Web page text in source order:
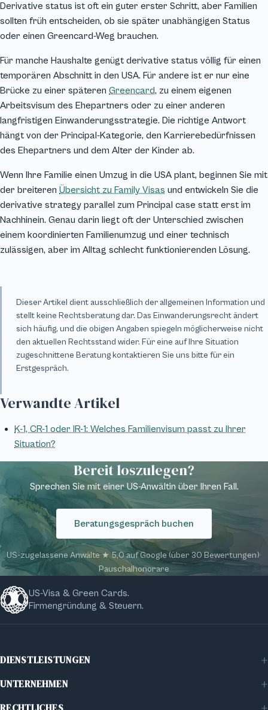
Derivative status ist oft ein guter erster Schritt, aber Familien
sollten früh entscheiden, ob sie später unabhängigen Status
oder einen Greencard-Weg brauchen.
Für manche Haushalte genügt derivative status völlig für einen
temporären Abschnitt in den USA. Für andere ist er nur eine
Brücke zu einer späteren Greencard, zu einem eigenen
Arbeitsvisum des Ehepartners oder zu einer anderen
langfristigen Einwanderungsstrategie. Die richtige Antwort
hängt von der Principal-Kategorie, den Karrierebedürfnissen
des Ehepartners und dem Alter der Kinder ab.
Wenn Ihre Familie einen Umzug in die USA plant, beginnen Sie mit
der breiteren Übersicht zu Family Visas und entwickeln Sie die
derivative strategy parallel zum Principal case statt erst im
Nachhinein. Genau darin liegt oft der Unterschied zwischen
einem koordinierten Familienumzug und einer technisch
zulässigen, aber im Alltag schlecht funktionierenden Lösung.
Dieser Artikel dient ausschließlich der allgemeinen Information und
stellt keine Rechtsberatung dar. Das Einwanderungsrecht ändert
sich häufig, und die obigen Angaben spiegeln möglicherweise nicht
den aktuellen Rechtsstand wider. Für eine auf Ihre Situation
zugeschnittene Beratung kontaktieren Sie uns bitte für ein
Erstgespräch.
Verwandte Artikel
K-1, CR-1 oder IR-1: Welches Familienvisum passt zu Ihrer
Situation?
Bereit loszulegen?
Sprechen Sie mit einer US-Anwältin über Ihren Fall.
Beratungsgespräch buchen
US-zugelassene Anwälte·★ 5,0 auf Google (über 30 Bewertungen)·
Pauschalhonorare
US-Visa & Green Cards.
Firmengründung & Steuern.
DIENSTLEISTUNGEN
Firmenvisa
Investorenvisa
UNTERNEHMEN